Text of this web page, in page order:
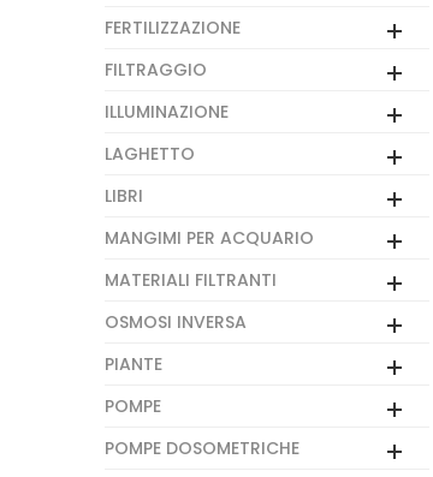
FERTILIZZAZIONE
FILTRAGGIO
ILLUMINAZIONE
LAGHETTO
LIBRI
MANGIMI PER ACQUARIO
MATERIALI FILTRANTI
OSMOSI INVERSA
PIANTE
POMPE
POMPE DOSOMETRICHE